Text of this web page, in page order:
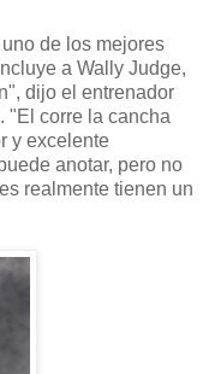
de los mejores
a Wally Judge,
dijo el entrenador
"El corre la cancha
y excelente
anotar, pero no
realmente tienen un